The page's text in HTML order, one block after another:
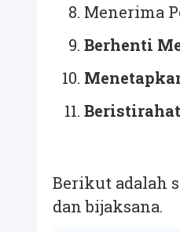
Menerima
Berhenti
Berikut adalah
dan bijaksana.